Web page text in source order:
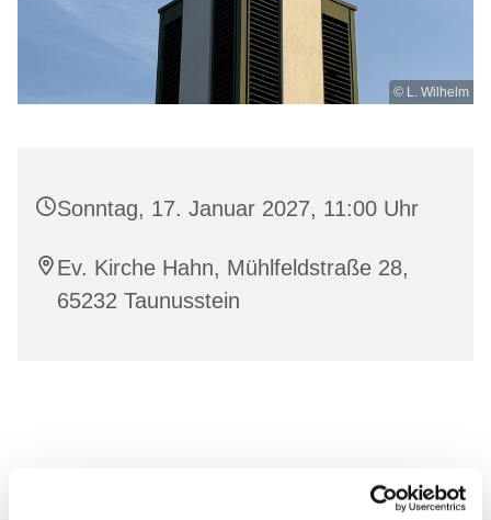
© L. Wilhelm
Sonntag, 17. Januar 2027, 11:00 Uhr
Ev. Kirche Hahn, Mühlfeldstraße 28,
65232 Taunusstein